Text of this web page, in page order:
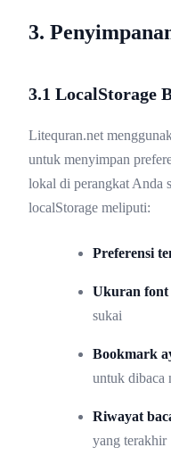
3.
3.1 LocalStorage
Litequran.net
untuk menyimpan
lokal di perangkat Anda
localStorage meliputi:
Preferensi
Ukuran font
sukai
Bookmark
untuk dibaca
Riwayat
yang terakhir